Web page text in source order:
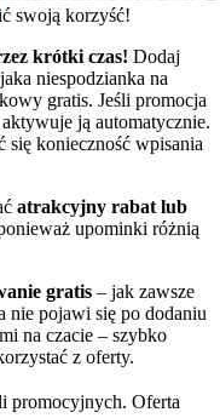
swoją korzyść!
krótki czas! Dodaj
niespodzianka na
gratis. Jeśli promocja
ją automatycznie.
konieczność wpisania
atrakcyjny rabat lub
upominki różnią
gratis – jak zawsze
nie pojawi się po dodaniu
na czacie – szybko
z oferty.
promocyjnych. Oferta